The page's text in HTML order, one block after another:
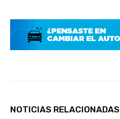
NOTICIAS RELACIONADAS